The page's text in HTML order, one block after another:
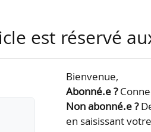
est réservé
Bienvenue,
Abonné.e ?
Non abonné.e ?
en saisissant